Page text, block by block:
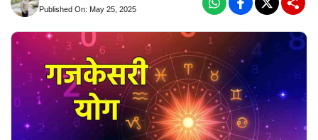
Published On: May 25, 2025